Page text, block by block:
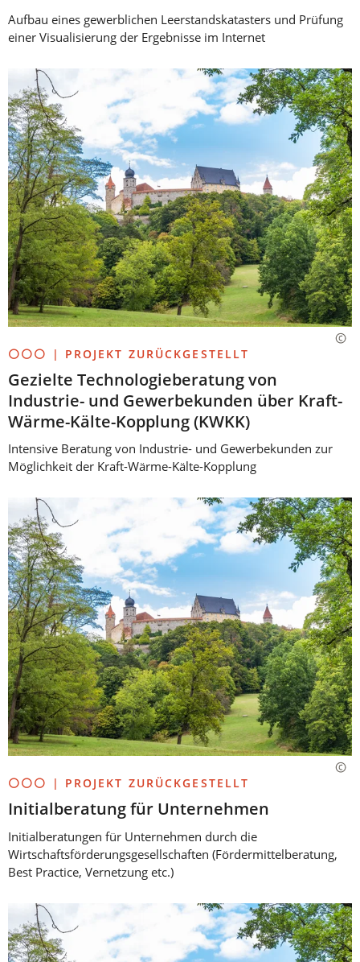
Aufbau eines gewerblichen Leerstandskatasters und Prüfung
einer Visualisierung der Ergebnisse im Internet
⚪⚪⚪ | PROJEKT ZURÜCKGESTELLT
Gezielte Technologieberatung von
Industrie- und Gewerbekunden über Kraft-
Wärme-Kälte-Kopplung (KWKK)
Intensive Beratung von Industrie- und Gewerbekunden zur
Möglichkeit der Kraft-Wärme-Kälte-Kopplung
⚪⚪⚪ | PROJEKT ZURÜCKGESTELLT
Initialberatung für Unternehmen
Initialberatungen für Unternehmen durch die
Wirtschaftsförderungsgesellschaften (Fördermittelberatung,
Best Practice, Vernetzung etc.)